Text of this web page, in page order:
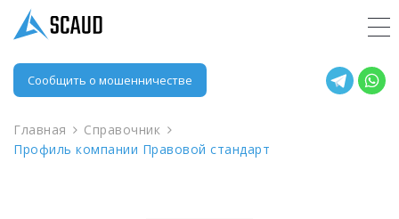
Сообщить о мошенничестве
Главная
Справочник
Профиль компании Правовой стандарт